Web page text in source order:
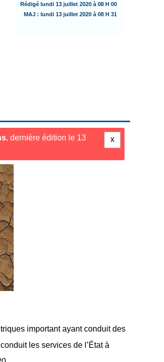
Rédigé lundi 13 juillet 2020 à 08 H 00
MAJ : lundi 13 juillet 2020 à 08 H 31
x
, dernière édition le 13
important ayant conduit des
les services de l’État à